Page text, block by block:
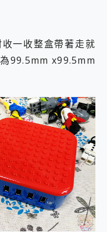
一收整盒帶著走就
99.5mm x99.5mm